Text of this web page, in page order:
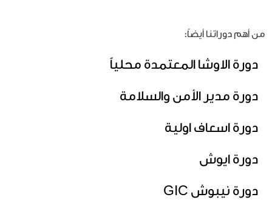
من أهم دوراتنا أيضاً:
دورة الاوشا المعتمدة محلياً
دورة مدير الأمن والسلامة
دورة اسعاف اولية
دورة ايوش
دورة نيبوش GIC